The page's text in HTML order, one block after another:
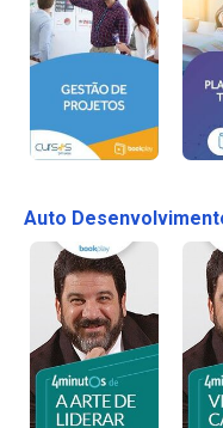
Auto